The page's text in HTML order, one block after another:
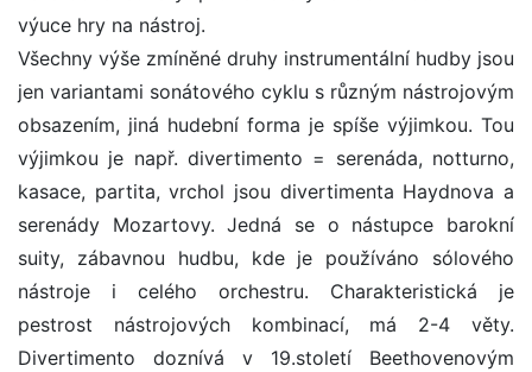
výuce hry na nástroj.
Všechny výše zmíněné druhy instrumentální hudby jsou
jen variantami sonátového cyklu s různým nástrojovým
obsazením, jiná hudební forma je spíše výjimkou. Tou
výjimkou je např. divertimento = serenáda, notturno,
kasace, partita, vrchol jsou divertimenta Haydnova a
serenády Mozartovy. Jedná se o nástupce barokní
suity, zábavnou hudbu, kde je používáno sólového
nástroje i celého orchestru. Charakteristická je
pestrost nástrojových kombinací, má 2-4 věty.
Divertimento doznívá v 19.století Beethovenovým